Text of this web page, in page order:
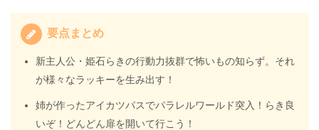
要点まとめ
新主人公・姫石らきの行動力抜群で怖いもの知らず。それ
が様々なラッキーを生み出す！
姉が作ったアイカツパスでパラレルワールド突入！らき良
いぞ！どんどん扉を開いて行こう！